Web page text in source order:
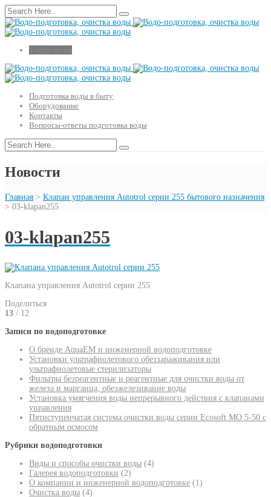
Подготовка воды в быту
Оборудование
Контакты
Вопросы-ответы подготовка воды
Новости
Главная > Клапан управления Autotrol серии 255 бытового назначения
> 03-klapan255
03-klapan255
Клапана управления Autotrol серии 255
Поделиться
13 / 12
Записи по водоподготовке
О бренде AquaEM и инженерной водоподготовке
Установки ультрафиолетового обеззараживания или
ультрафиолетовые стерилизаторы
Фильтры безреагентные и реагентные для очистки воды от
железа и марганца, обезжелезивание воды
Установка умягчения воды непрерывного действия с клапанами
управления
Пятиступенчатая система очистки воды серии Ecosoft MO 5-50 с
обратным осмосом
Рубрики водоподготовки
Виды и способы очистки воды (4)
Галерея водоподготовки (2)
О компании и инженерной водоподготовке (1)
Очистка воды (4)